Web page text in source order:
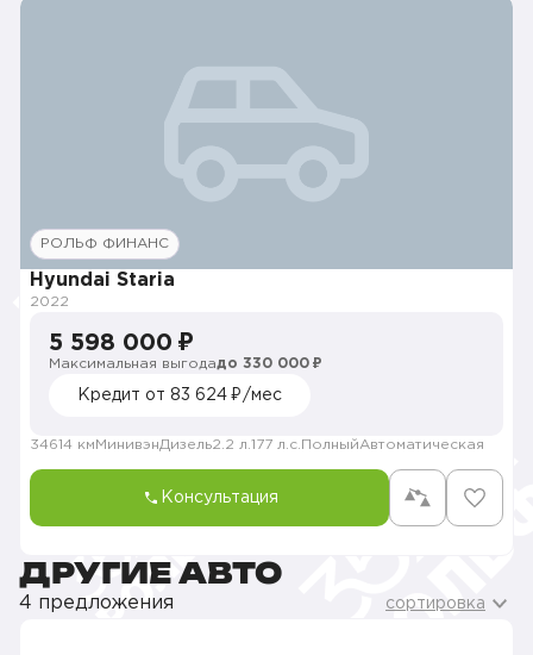
РОЛЬФ ФИНАНС
Hyundai Staria
2022
5 598 000 ₽
Максимальная выгодадо 330 000 ₽
Кредит от 83 624 ₽/мес
34614 км МинивэнДизель2.2 л. 177 л.с. ПолныйАвтоматическая
Консультация
ДРУГИЕ АВТО
4 предложения сортировка